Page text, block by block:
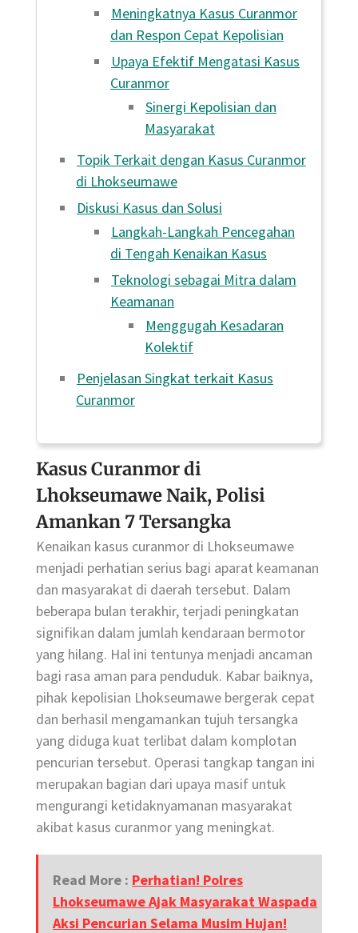
Meningkatnya Kasus Curanmor
dan Respon Cepat Kepolisian
Upaya Efektif Mengatasi Kasus
Curanmor
Sinergi Kepolisian dan
Masyarakat
Topik Terkait dengan Kasus Curanmor
di Lhokseumawe
Diskusi Kasus dan Solusi
Langkah-Langkah Pencegahan
di Tengah Kenaikan Kasus
Teknologi sebagai Mitra dalam
Keamanan
Menggugah Kesadaran
Kolektif
Penjelasan Singkat terkait Kasus
Curanmor
Kasus Curanmor di
Lhokseumawe Naik, Polisi
Amankan 7 Tersangka
Kenaikan kasus curanmor di Lhokseumawe
menjadi perhatian serius bagi aparat keamanan
dan masyarakat di daerah tersebut. Dalam
beberapa bulan terakhir, terjadi peningkatan
signifikan dalam jumlah kendaraan bermotor
yang hilang. Hal ini tentunya menjadi ancaman
bagi rasa aman para penduduk. Kabar baiknya,
pihak kepolisian Lhokseumawe bergerak cepat
dan berhasil mengamankan tujuh tersangka
yang diduga kuat terlibat dalam komplotan
pencurian tersebut. Operasi tangkap tangan ini
merupakan bagian dari upaya masif untuk
mengurangi ketidaknyamanan masyarakat
akibat kasus curanmor yang meningkat.
Read More : Perhatian! Polres
Lhokseumawe Ajak Masyarakat Waspada
Aksi Pencurian Selama Musim Hujan!